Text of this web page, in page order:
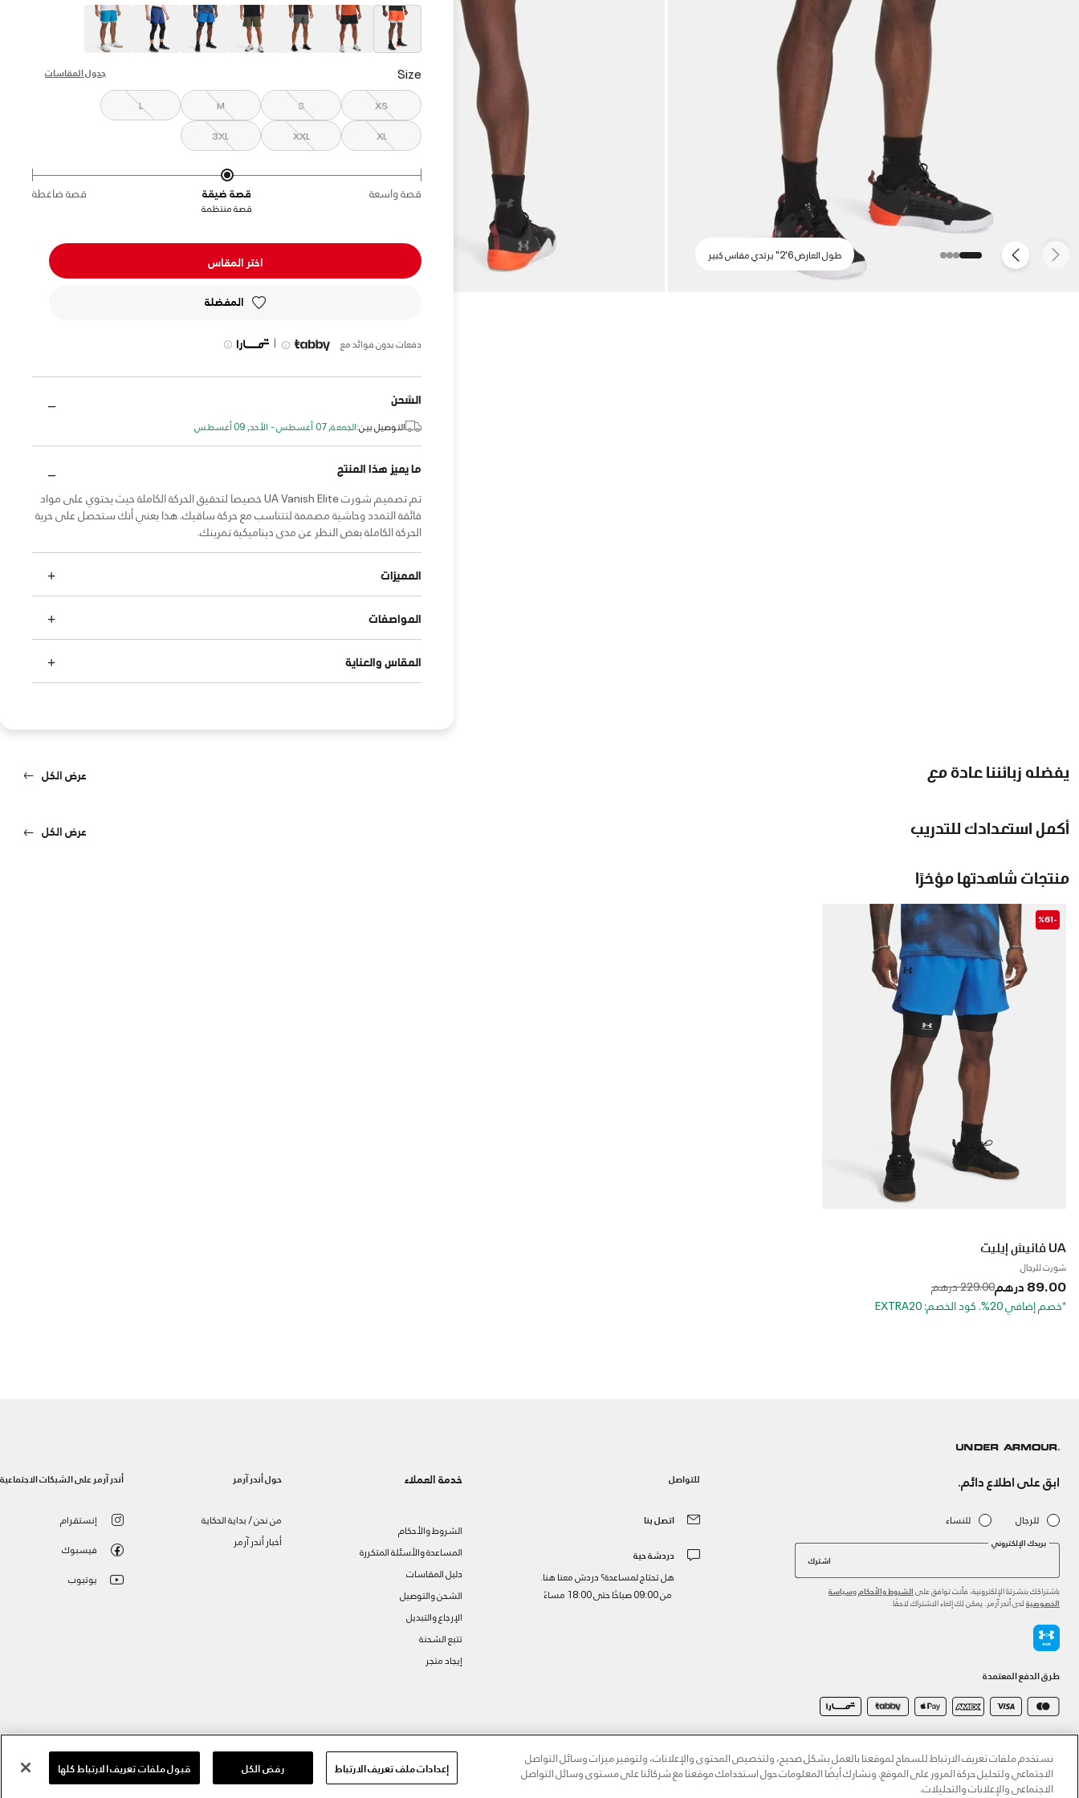
طول العارض 6'2" يرتدي مقاس كبير
Size جدول المقاسات
XS
S
M
L
XL
XXL
3XL
قصة واسعة قصة ضيقة قصة ضاغطة
قصة منتظمة
اختر المقاس
المفضلة
دفعات بدون فوائد مع |
الشحن
التوصيل بين:الجمعة, 07 أغسطس - الأحد, 09 أغسطس
ما يميز هذا المنتج
تم تصميم شورت UA Vanish Elite خصيصا لتحقيق الحركة الكاملة حيث يحتوي على مواد
فائقة التمدد وحاشية مصممة لتتناسب مع حركة ساقيك. هذا يعني أنك ستحصل على حرية
الحركة الكاملة بغض النظر عن مدى ديناميكية تمرينك.
المميزات
المواصفات
المقاس والعناية
يفضله زبائننا عادة مع عرض الكل
أكمل استعدادك للتدريب عرض الكل
منتجات شاهدتها مؤخرًا
-%61
UA فانيش إيليت
شورت للرجال
89.00 درهم Price reduced from
229.00 درهم
to
*خصم إضافي 20%. كود الخصم: EXTRA20
ابق على اطلاع دائم.
للرجال للنساء
بريدك الإلكتروني
اشترك
باشتراكك بنشرتنا الإلكترونية، فأنت توافق على الشروط والأحكام وسياسة
الخصوصية لدى أندر آرمر. يمكن لك إلغاء الاشتراك لاحقًا.
طرق الدفع المعتمدة
للتواصل
اتصل بنا
دردشة حية
هل تحتاج لمساعدة؟ دردش معنا هنا.
من 09:00 صباحًا حتى 18:00 مساءً
خدمة العملاء
الشروط والأحكام
المساعدة والأسئلة المتكررة
دليل المقاسات
الشحن والتوصيل
الإرجاع والتبديل
تتبع الشحنة
إيجاد متجر
حول أندر آرمر
من نحن / بداية الحكاية
أخبار أندر آرمر
أندر آرمر على الشبكات الاجتماعية
إنستقرام
فيسبوك
يوتيوب
نستخدم ملفات تعريف الارتباط للسماح لموقعنا بالعمل بشكل صحيح، ولتخصيص المحتوى والإعلانات، ولتوفير ميزات وسائل التواصل
الاجتماعي ولتحليل حركة المرور على الموقع. ونشارك أيضًا المعلومات حول استخدامك موقعنا مع شركائنا على مستوى وسائل التواصل
الاجتماعي والإعلانات والتحليلات.
إعدادات ملف تعريف الارتباط رفض الكل قبول ملفات تعريف الارتباط كلها